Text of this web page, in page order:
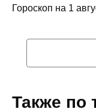
Гороскоп на 1
Также по